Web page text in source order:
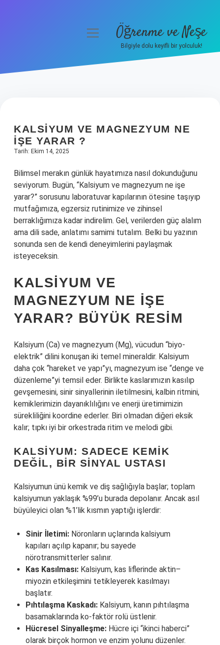
Hakkımızda
menüyüÖğrenme ve Neşe
Bilgiyle dolu keyifli bir yolculuk!
KALSIYUM VE MAGNEZYUM NE
IŞE YARAR ?
Tarih: Ekim 14, 2025
Bilimsel merakın günlük hayatımıza nasıl dokunduğunu
seviyorum. Bugün, “Kalsiyum ve magnezyum ne işe
yarar?” sorusunu laboratuvar kapılarının ötesine taşıyıp
mutfağımıza, egzersiz rutinimize ve zihinsel
berraklığımıza kadar indirelim. Gel, verilerden güç alalım
ama dili sade, anlatımı samimi tutalım. Belki bu yazının
sonunda sen de kendi deneyimlerini paylaşmak
isteyeceksin.
KALSIYUM VE
MAGNEZYUM NE İŞE
YARAR? BÜYÜK RESIM
Kalsiyum (Ca) ve magnezyum (Mg), vücudun “biyo-
elektrik” dilini konuşan iki temel mineraldir. Kalsiyum
daha çok “hareket ve yapı”yı, magnezyum ise “denge ve
düzenleme”yi temsil eder. Birlikte kaslarımızın kasılıp
gevşemesini, sinir sinyallerinin iletilmesini, kalbin ritmini,
kemiklerimizin dayanıklılığını ve enerji üretimimizin
sürekliliğini koordine ederler. Biri olmadan diğeri eksik
kalır; tıpkı iyi bir orkestrada ritim ve melodi gibi.
KALSIYUM: SADECE KEMIK
DEĞIL, BIR SINYAL USTASI
Kalsiyumun ünü kemik ve diş sağlığıyla başlar; toplam
kalsiyumun yaklaşık %99’u burada depolanır. Ancak asıl
büyüleyici olan %1’lik kısmın yaptığı işlerdir:
Sinir İletimi: Nöronların uçlarında kalsiyum
kapıları açılıp kapanır; bu sayede
nörotransmitterler salınır.
Kas Kasılması: Kalsiyum, kas liflerinde aktin–
miyozin etkileşimini tetikleyerek kasılmayı
başlatır.
Pıhtılaşma Kaskadı: Kalsiyum, kanın pıhtılaşma
basamaklarında ko-faktör rolü üstlenir.
Hücresel Sinyalleşme: Hücre içi “ikinci haberci”
olarak birçok hormon ve enzim yolunu düzenler.